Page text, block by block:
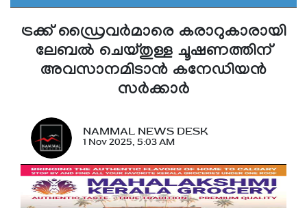
ട്രക്ക് ഡ്രൈവർമാരെ കരാറുകാരായി
ലേബൽ ചെയ്തുള്ള ചൂഷണത്തിന്
അവസാനമിടാൻ കനേഡിയൻ
സർക്കാർ
NAMMAL NEWS DESK
1 Nov 2025, 5:03 AM